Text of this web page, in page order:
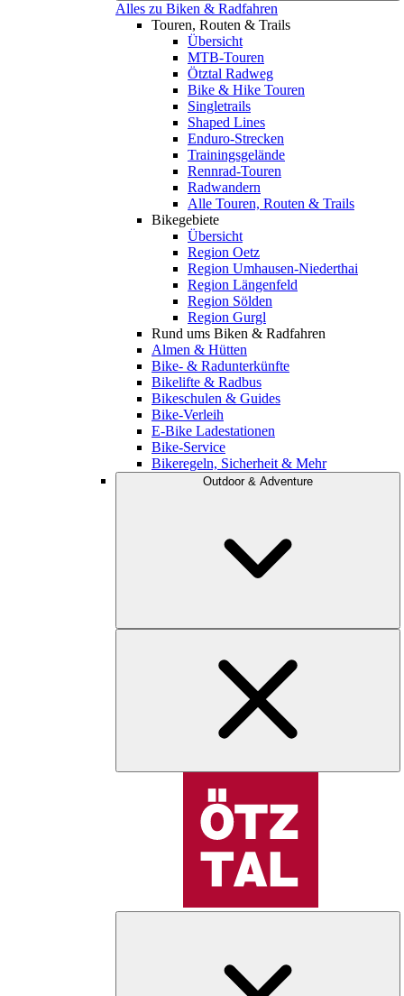
Alles zu Biken & Radfahren
Touren, Routen & Trails
Übersicht
MTB-Touren
Ötztal Radweg
Bike & Hike Touren
Singletrails
Shaped Lines
Enduro-Strecken
Trainingsgelände
Rennrad-Touren
Radwandern
Alle Touren, Routen & Trails
Bikegebiete
Übersicht
Region Oetz
Region Umhausen-Niederthai
Region Längenfeld
Region Sölden
Region Gurgl
Rund ums Biken & Radfahren
Almen & Hütten
Bike- & Radunterkünfte
Bikelifte & Radbus
Bikeschulen & Guides
Bike-Verleih
E-Bike Ladestationen
Bike-Service
Bikeregeln, Sicherheit & Mehr
Outdoor & Adventure